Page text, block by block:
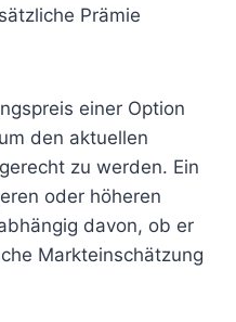
Prämie
einer Option
den aktuellen
zu werden. Ein
oder höheren
davon, ob er
Markteinschätzung